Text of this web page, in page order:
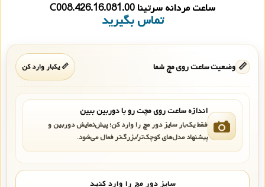
ساعت مردانه سرتینا C008.426.16.081.00
تماس بگیرید
📏 وضعیت ساعت روی مچ شما 📏 یکبار وارد کن
اندازه ساعت روی مچت رو با دوربین ببین
فقط یک‌بار سایز دور مچ را وارد کن؛ پیش‌نمایش دوربین و
پیشنهاد مدل‌های کوچک‌تر/بزرگ‌تر فعال می‌شود.
سایز دور مچ را وارد کنید